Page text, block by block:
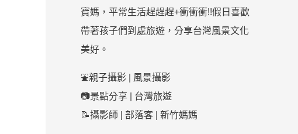
寶媽，平常生活趕趕趕+衝衝衝!!假日喜歡
帶著孩子們到處旅遊，分享台灣風景文化
美好。
⛲親子攝影 | 風景攝影
📷景點分享 | 台灣旅遊
📝攝影師 | 部落客 | 新竹媽媽